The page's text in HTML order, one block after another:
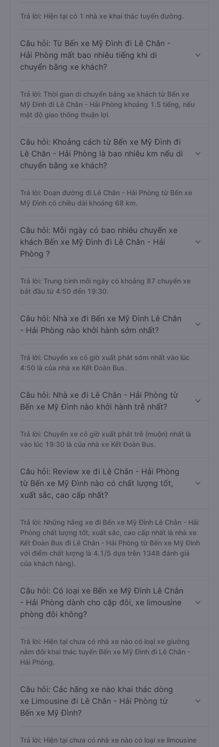
Trả lời: Hiện tại có 1 nhà xe khai thác tuyến đường.
Câu hỏi: Từ Bến xe Mỹ Đình đi Lê Chân -
Hải Phòng mất bao nhiêu tiếng khi di
chuyển bằng xe khách?
Trả lời: Thời gian di chuyển bằng xe khách từ Bến xe
Mỹ Đình đi Lê Chân - Hải Phòng khoảng 1.5 tiếng, nếu
mật độ giao thông thuận lợi.
Câu hỏi: Khoảng cách từ Bến xe Mỹ Đình đi
Lê Chân - Hải Phòng là bao nhiêu km nếu di
chuyển bằng xe khách?
Trả lời: Đoạn đường đi Lê Chân - Hải Phòng từ Bến xe
Mỹ Đình có chiều dài khoảng 68 km.
Câu hỏi: Mỗi ngày có bao nhiêu chuyến xe
khách Bến xe Mỹ Đình đi Lê Chân - Hải
Phòng ?
Trả lời: Trung bình mỗi ngày có khoảng 87 chuyến xe
bắt đầu từ 4:50 đến 19:30.
Câu hỏi: Nhà xe đi Bến xe Mỹ Đình Lê Chân
- Hải Phòng nào khởi hành sớm nhất?
Trả lời: Chuyến xe có giờ xuất phát sớm nhất vào lúc
4:50 là của nhà xe Kết Đoàn Bus.
Câu hỏi: Nhà xe đi Lê Chân - Hải Phòng từ
Bến xe Mỹ Đình nào khởi hành trễ nhất?
Trả lời: Chuyến xe có giờ xuất phát trễ (muộn) nhất là
vào lúc 19:30 là của nhà xe Kết Đoàn Bus.
Câu hỏi: Review xe đi Lê Chân - Hải Phòng
từ Bến xe Mỹ Đình nào có chất lượng tốt,
xuất sắc, cao cấp nhất?
Trả lời: Những hãng xe đi Bến xe Mỹ Đình Lê Chân - Hải
Phòng chất lượng tốt, xuất sắc, cao cấp nhất là nhà xe
Kết Đoàn Bus đi Lê Chân - Hải Phòng từ Bến xe Mỹ Đình
với điểm chất lượng là 4.1/5 dựa trên 1348 đánh giá
của khách hàng).
Câu hỏi: Có loại xe Bến xe Mỹ Đình Lê Chân
- Hải Phòng dành cho cặp đôi, xe limousine
phòng đôi không?
Trả lời: Hiện tại chưa có nhà xe nào có loại xe giường
nằm đôi khai thác tuyến Bến xe Mỹ Đình đi Lê Chân -
Hải Phòng.
Câu hỏi: Các hãng xe nào khai thác dòng
xe Limousine đi Lê Chân - Hải Phòng từ
Bến xe Mỹ Đình?
Trả lời: Hiện tại chưa có nhà xe nào có loại xe limousine